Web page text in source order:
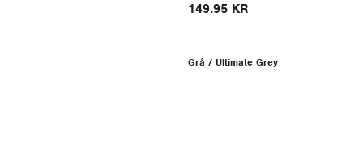
149.95 KR
Grå / Ultimate Grey